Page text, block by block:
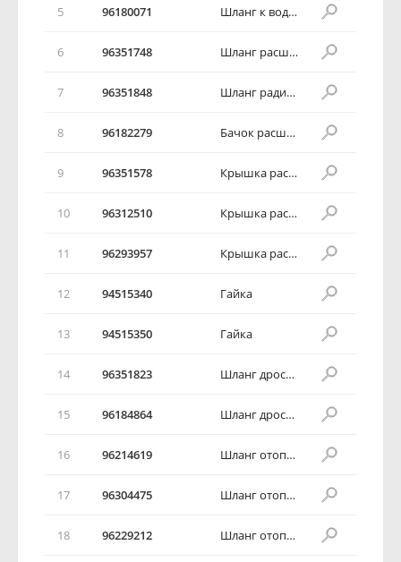
5 96180071 Шланг к водяному насосу
6 96351748 Шланг расширительного бачка
7 96351848 Шланг радиатора к расширительному бачку
8 96182279 Бачок расширительный
9 96351578 Крышка расширительного бочка
10 96312510 Крышка расширительного бочка
11 96293957 Крышка расширительного бочка
12 94515340 Гайка
13 94515350 Гайка
14 96351823 Шланг дроссельной заслонки
15 96184864 Шланг дроссельной заслонки
16 96214619 Шланг отопителя салона
17 96304475 Шланг отопителя салона
18 96229212 Шланг отопителя салона